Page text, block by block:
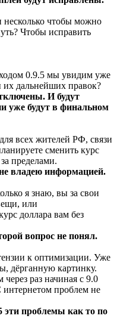
несколько чтобы можно
Чтобы исправить
0.9.5 мы увидим уже
их дальнейших правок?
И будут
уже будут в финальном
всех жителей РФ, связи
сменить курс
пределами.
владею информацией.
я знаю, вы за свои
или
доллара вам без
вопрос не понял.
к оптимизации. Уже
дёрганную картинку.
раз начиная с 9.0
проблем не
эти проблемы как то по